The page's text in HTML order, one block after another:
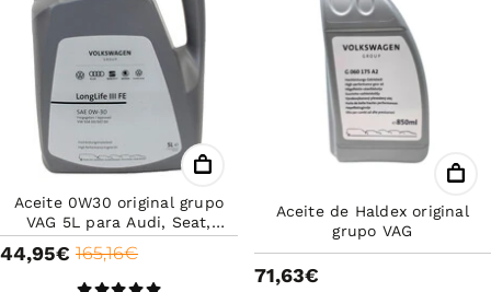
Aceite 0W30 original grupo
VAG 5L para Audi, Seat,
Volkswagen, Cupra o Skoda
165,16€
44,95€
Aceite de Haldex original
grupo VAG
71,63€